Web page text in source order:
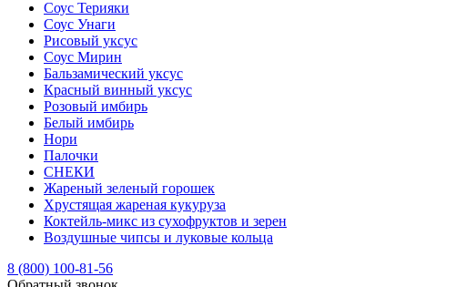
Соус Терияки
Соус Унаги
Рисовый уксус
Соус Мирин
Бальзамический уксус
Красный винный уксус
Розовый имбирь
Белый имбирь
Нори
Палочки
СНЕКИ
Жареный зеленый горошек
Хрустящая жареная кукуруза
Коктейль-микс из сухофруктов и зерен
Воздушные чипсы и луковые кольца
8 (800) 100-81-56